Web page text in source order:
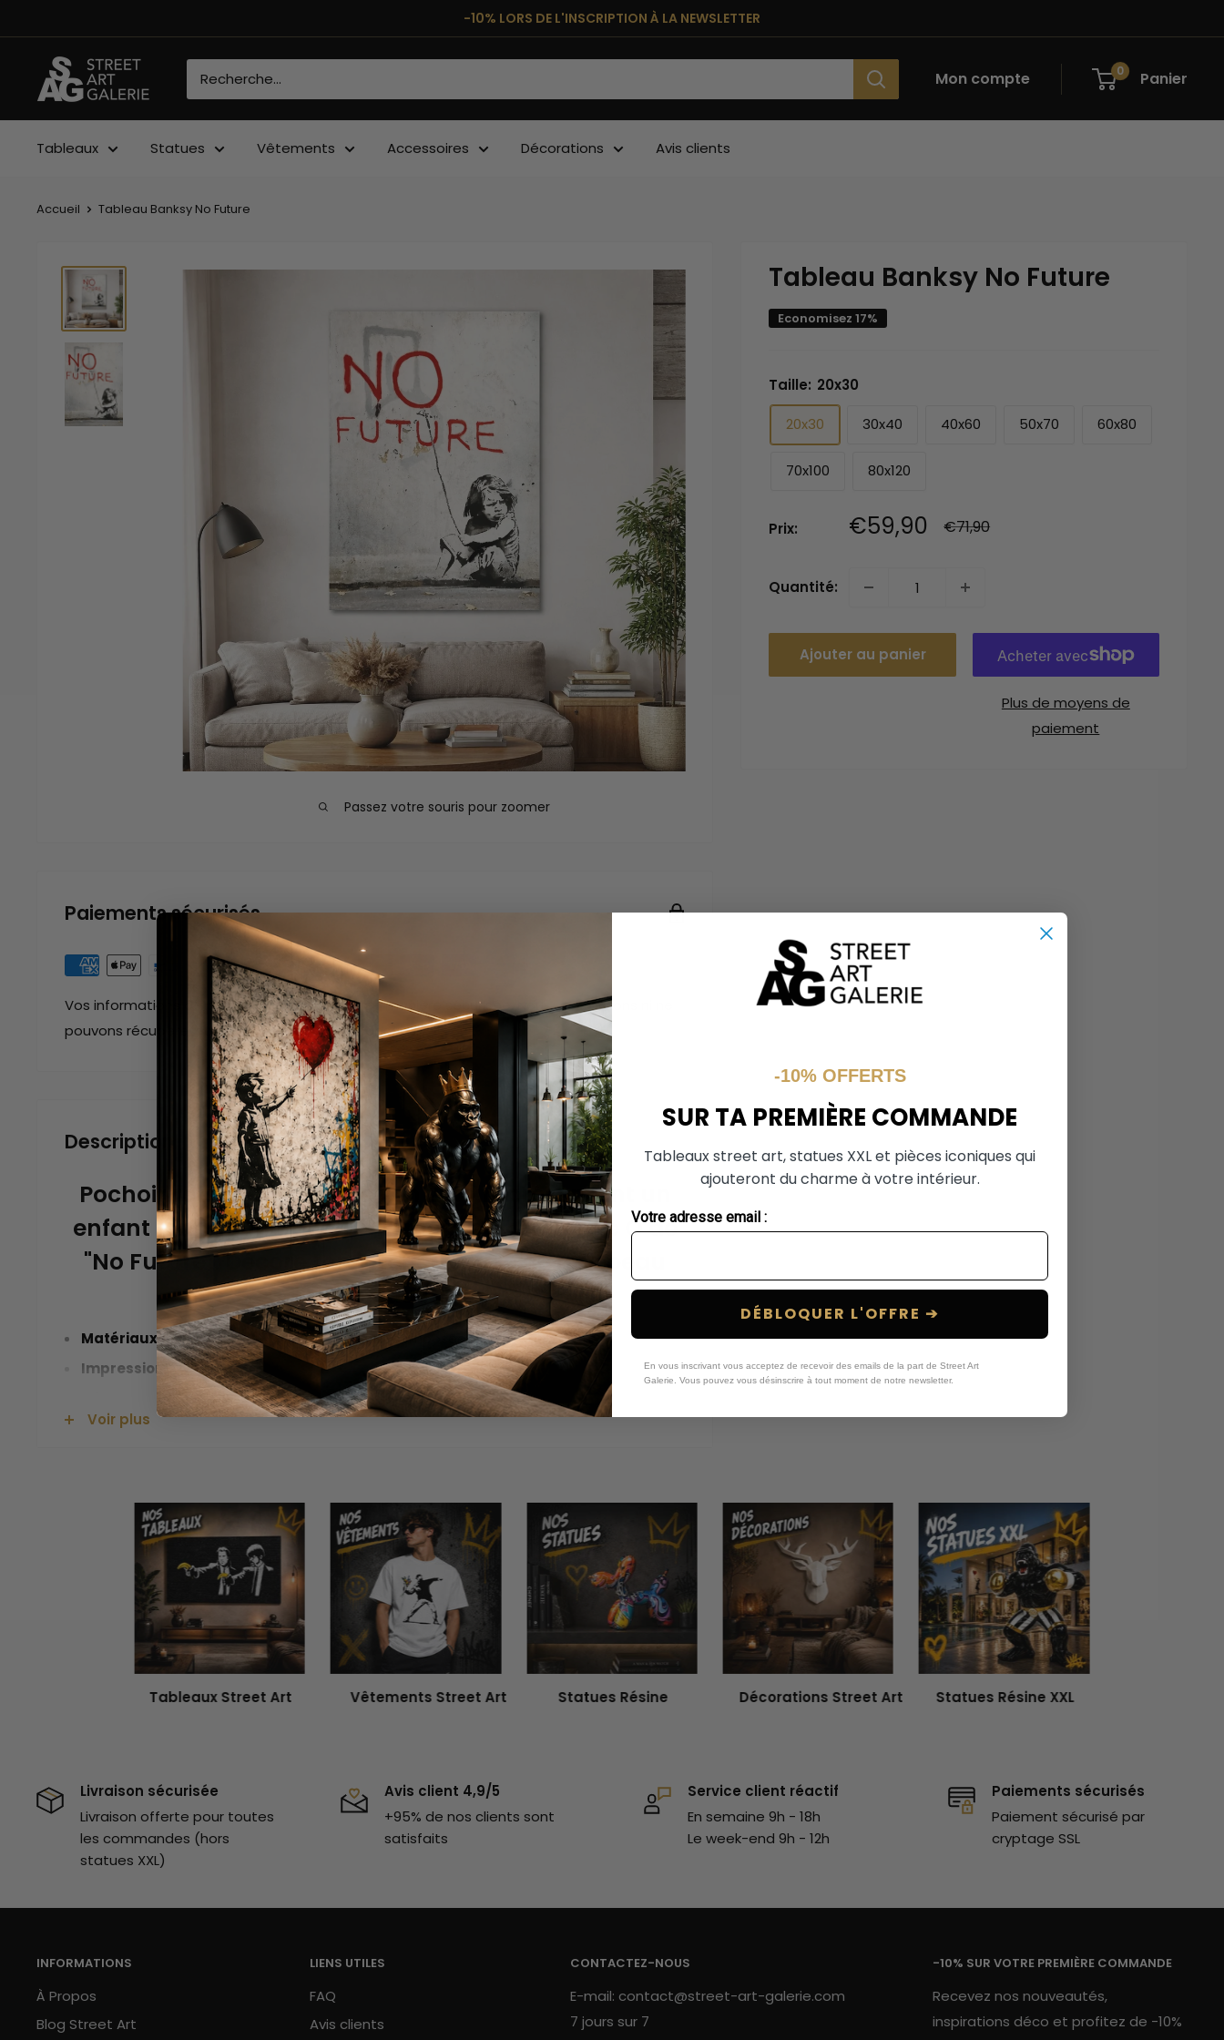
au
contenu
-10% LORS DE L'INSCRIPTION À LA NEWSLETTER
Street
Art
Galerie
Mon compte 0 Panier
Tableaux Statues Vêtements Accessoires Décorations Avis clients
Accueil Tableau Banksy No Future
Passez votre souris pour zoomer
Tableau Banksy No Future
Economisez 17%
Taille: 20x30
20x30 30x40 40x60 50x70 60x80
70x100 80x120
Prix: Prix
réduit
€59,90 Prix
normal
€71,90
Quantité:
Ajouter au panier
Plus de moyens de
paiement
Paiements sécurisés
Vos informations de paiement sont gérées de manière sécurisée. Nous ne stockons ni ne
pouvons récupérer votre numéro de carte bancaire.
Description
Pochoir réalisé par Banksy en 2010 représentant un
enfant tenant un Ballon à la main et formant le O de
"No Future". Décore ton intérieur avec ce très beau
Tableau !
Matériaux de haute qualité :toile "Canvas" composée de lin et de coton
Impression de qualité :
Couleurs chaudes et fidèles
anime
n'importe quelle pièce
Emballage soigné et de qualité
artiste anglais aime pousser les gens à réfléchir à travers ses œuvres. Il utilise
principalement la technique du pochoir pour réaliser ses peintures. Banksy est sans doutes
l’un des artistes de street art les plus connus.
Après avoir contemplé cette œuvre, viens également regarder
reproduction de Banksy
représentant un homme cagoulé! Si tu as aimé ce tableau de Banksy, tu aimeras
certainement l'ensemble de nostoiles street art. Rends aussi visite à l'ensemble de nos
Voir plus
Tableaux Street Art Vêtements Street Art Statues Résine Décorations Street Art Statues Résine XXL
Livraison sécurisée
Livraison offerte pour toutes
les commandes (hors
statues XXL)
Avis client 4,9/5
+95% de nos clients sont
satisfaits
Service client réactif
En semaine 9h - 18h
Le week-end 9h - 12h
Paiements sécurisés
Paiement sécurisé par
cryptage SSL
INFORMATIONS
À Propos
Blog Street Art
LIENS UTILES
FAQ
Avis clients
CONTACTEZ-NOUS
E-mail: contact@street-art-galerie.com
7 jours sur 7
-10% SUR VOTRE PREMIÈRE COMMANDE
Recevez nos nouveautés,
inspirations déco et profitez de -10%
-10% OFFERTS
SUR TA PREMIÈRE COMMANDE
Tableaux street art, statues XXL et pièces iconiques qui
ajouteront du charme à votre intérieur.
Votre adresse email :
DÉBLOQUER L'OFFRE ➔
En vous inscrivant vous acceptez de recevoir des emails de la part de Street Art
Galerie. Vous pouvez vous désinscrire à tout moment de notre newsletter.